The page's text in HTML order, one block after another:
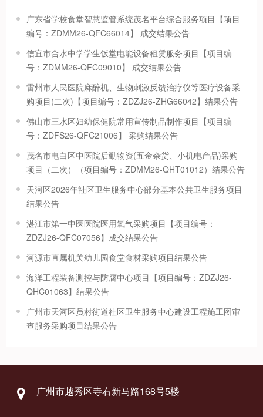
广东省学校食堂智慧监管系统茂名平台综合服务项目【项目
编号：ZDMM26-QFC66014】 成交结果公告
信宜市合水中学学生饭堂电能设备租赁服务项目【项目编
号：ZDMM26-QFC09010】 成交结果公告
雷州市人民医院麻醉机、生物刺激反馈治疗仪等医疗设备采
购项目(二次)【项目编号：ZDZJ26-ZHG66042】结果公告
佛山市三水区妇幼保健院常用宣传制品制作项目【项目编
号：ZDFS26-QFC21006】 采购结果公告
茂名市电白区中医院后勤物资(五金杂货、小机电产品)采购
项目（二次）（项目编号：ZDMM26-QHT01012）结果公告
天河区2026年社区卫生服务中心部分基本公共卫生服务项目
结果公告
湛江市第一中医医院医用氧气采购项目【项目编号：
ZDZJ26-QFC07056】成交结果公告
河源市直属机关幼儿园食堂食材采购项目结果公告
海洋工程装备测控与防腐中心项目【项目编号：ZDZJ26-
QHC01063】结果公告
广州市天河区员村街道社区卫生服务中心建设工程施工图审
查服务采购项目结果公告
广州市越秀区寺右新马路168号5楼